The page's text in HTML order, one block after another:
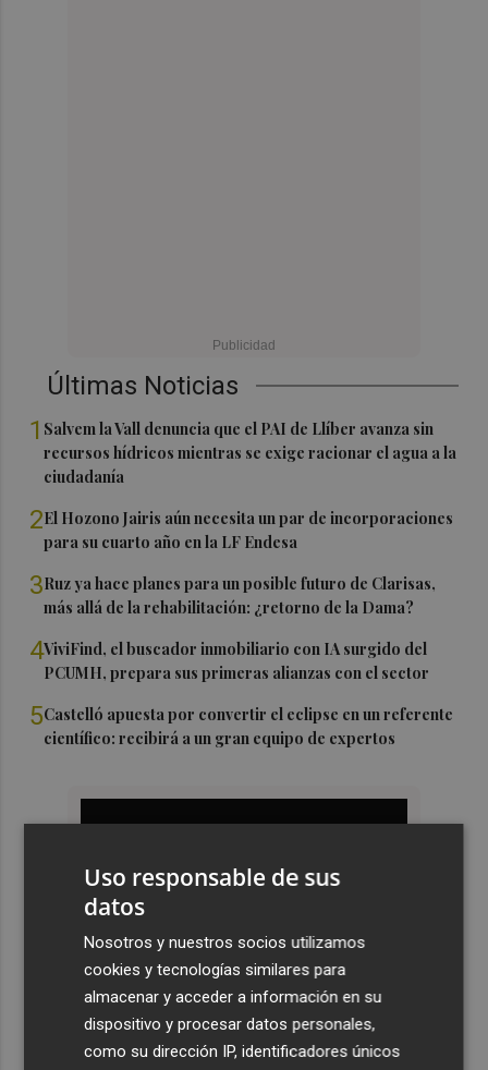
Últimas Noticias
1 Salvem la Vall denuncia que el PAI de Llíber avanza sin
recursos hídricos mientras se exige racionar el agua a la
ciudadanía
2El Hozono Jairis aún necesita un par de incorporaciones
para su cuarto año en la LF Endesa
3Ruz ya hace planes para un posible futuro de Clarisas,
más allá de la rehabilitación: ¿retorno de la Dama?
4ViviFind, el buscador inmobiliario con IA surgido del
PCUMH, prepara sus primeras alianzas con el sector
5Castelló apuesta por convertir el eclipse en un referente
científico: recibirá a un gran equipo de expertos
Uso responsable de sus
datos
Nosotros y nuestros socios utilizamos
cookies y tecnologías similares para
almacenar y acceder a información en su
dispositivo y procesar datos personales,
como su dirección IP, identificadores únicos